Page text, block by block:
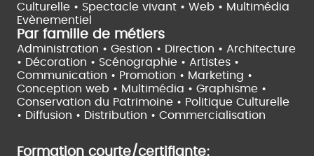
Culturelle • Spectacle vivant • Web • Multimédia
Evènementiel
Par famille de métiers
Administration • Gestion • Direction • Architecture
• Décoration • Scénographie • Artistes •
Communication • Promotion • Marketing •
Conception web • Multimédia • Graphisme •
Conservation du Patrimoine • Politique Culturelle
• Diffusion • Distribution • Commercialisation
Formation courte/certifiante: